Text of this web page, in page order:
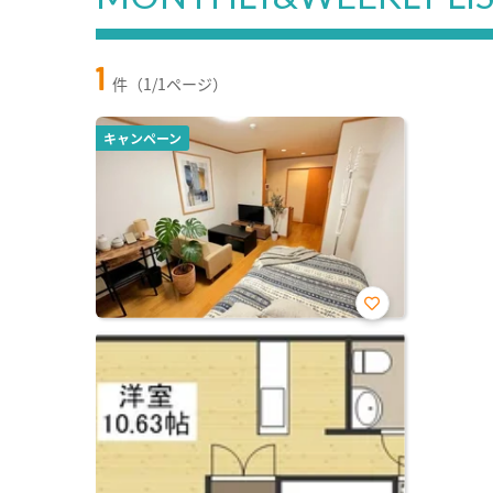
1 件（1/1ページ）
キャンペーン
お気
に入
り登
録